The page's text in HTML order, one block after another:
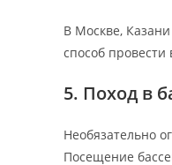
В Москве,
способ
5. Поход в
Необязательно
Посещение